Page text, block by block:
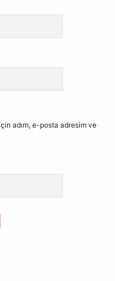
adım, e-posta adresim ve